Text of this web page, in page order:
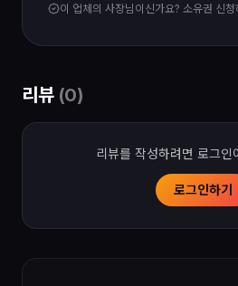
이 업체의 사장님이신가요? 소유권 신청
리뷰 (0)
리뷰를 작성하려면 로그인
로그인하기